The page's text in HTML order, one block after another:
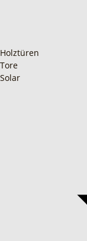
Holztüren
Tore
Solar